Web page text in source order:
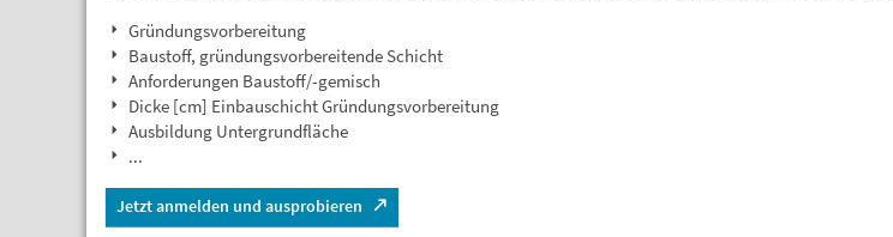
Gründungsvorbereitung
Baustoff, gründungsvorbereitende Schicht
Anforderungen Baustoff/-gemisch
Dicke [cm] Einbauschicht Gründungsvorbereitung
Ausbildung Untergrundfläche
...
Jetzt anmelden und ausprobieren